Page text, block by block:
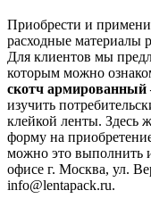
Приобрести и
расходные
Для клиентов мы
которым можно
скотч армированный
изучить
клейкой ленты. Здесь
форму на
можно это выполнить
офисе г. Москва, ул.
info@lentapack.ru.